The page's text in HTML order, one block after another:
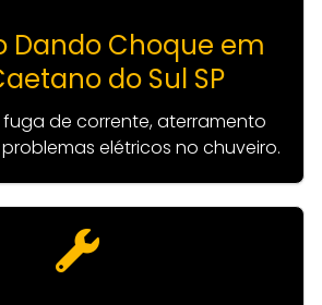
Dando Choque em
do Sul SP
de corrente, aterramento
elétricos no chuveiro.